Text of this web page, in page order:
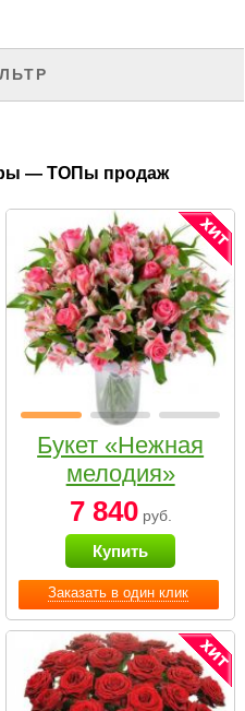
— ТОПы продаж
Заказать в один клик
Букет «Нежная
мелодия»
7 840руб.
Купить